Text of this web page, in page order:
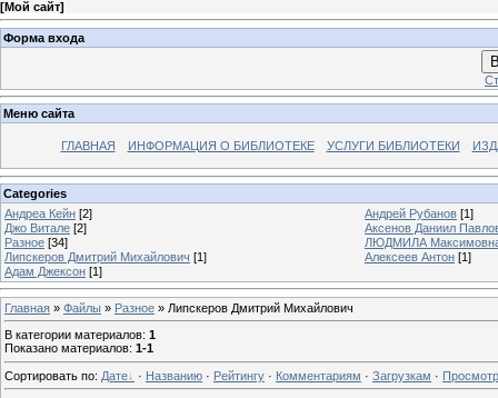
[Мой сайт]
Форма входа
Меню сайта
ГЛАВНАЯ ИНФОРМАЦИЯ О БИБЛИОТЕКЕ УСЛУГИ БИБЛИОТЕКИ
Categories
Андреа Кейн [2] Андрей Рубанов [1]
Джо Витале [2]
Аксенов Даниил
Разное [34]
ЛЮДМИЛА
Липскеров Дмитрий Михайлович [1] Алексеев Антон [1]
Адам Джексон [1]
Главная » Файлы » Разное » Липскеров Дмитрий Михайлович
В категории материалов: 1
Показано материалов: 1-1
Сортировать по: Дате · Названию · Рейтингу · Комментариям · Загрузкам ·